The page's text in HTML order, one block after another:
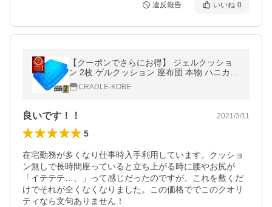
違反報告 いいね 0
【クーポンでさらにお得】 ジェルクッショ
ン 2枚 ゲルクッション 座布団 本物 ハニカム
カバー 車 椅子 低反発 腰痛 骨盤矯正 衝撃吸
収 座椅子
CRADLE-KOBE
良いです！！ 2021/3/11
5
在宅勤務が多くなり仕事時入手利用しています。クッショ
ン無しで長時間座っていると立ち上がる時に腰やお尻が
「イテテテ…、」って感じだったのですが、これを敷くだ
けでそれが全くなくなりました。この価格ででこのクオリ
ティなら文句ありません！